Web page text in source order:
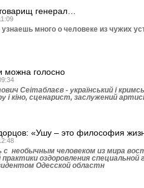
генерал…
много о человеке из чужих
можна голосно
Сеітаблаєв - український і
і кіно, сценарист, заслужений
«Ушу – это философия
с необычным человеком из мира
оздоровления
Одесской областн